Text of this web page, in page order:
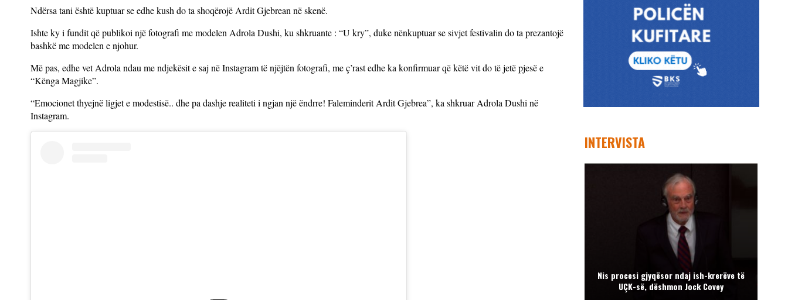
Ndërsa tani është kuptuar se edhe kush do ta shoqërojë Ardit Gjebrean në skenë.
Ishte ky i fundit që publikoi një fotografi me modelen Adrola Dushi, ku shkruante : “U kry”, duke nënkuptuar se sivjet festivalin do ta prezantojë
bashkë me modelen e njohur.
Më pas, edhe vet Adrola ndau me ndjekësit e saj në Instagram të njëjtën fotografi, me ç’rast edhe ka konfirmuar që këtë vit do të jetë pjesë e
“Kënga Magjike”.
“Emocionet thyejnë ligjet e modestisë.. dhe pa dashje realiteti i ngjan një ëndrre! Faleminderit Ardit Gjebrea”, ka shkruar Adrola Dushi në
Instagram.
INTERVISTA
Nis procesi gjyqësor ndaj ish-krerëve të
UÇK-së, dëshmon Jock Covey